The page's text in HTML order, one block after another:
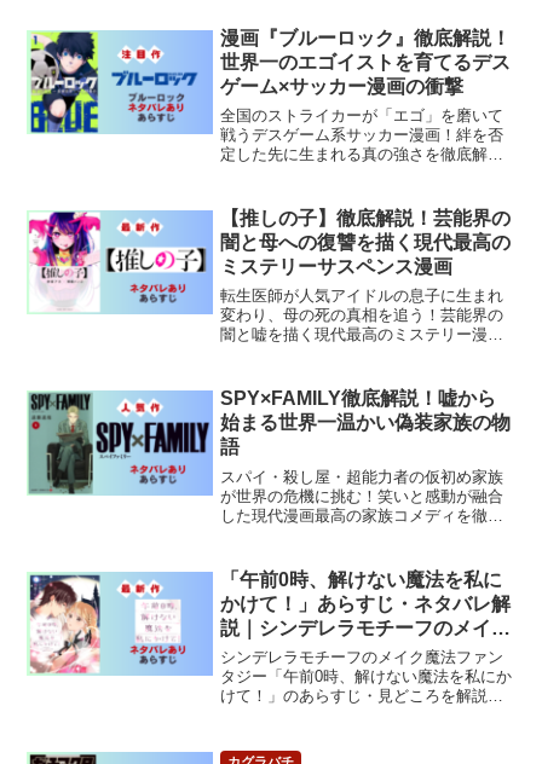
します。
漫画『ブルーロック』徹底解説！
世界一のエゴイストを育てるデス
ゲーム×サッカー漫画の衝撃
全国のストライカーが「エゴ」を磨いて
戦うデスゲーム系サッカー漫画！絆を否
定した先に生まれる真の強さを徹底解
【推しの子】徹底解説！芸能界の
闇と母への復讐を描く現代最高の
ミステリーサスペンス漫画
転生医師が人気アイドルの息子に生まれ
変わり、母の死の真相を追う！芸能界の
闇と嘘を描く現代最高のミステリー漫画
SPY×FAMILY徹底解説！嘘から
始まる世界一温かい偽装家族の物
語
スパイ・殺し屋・超能力者の仮初め家族
が世界の危機に挑む！笑いと感動が融合
した現代漫画最高の家族コメディを徹底
「午前0時、解けない魔法を私に
かけて！」あらすじ・ネタバレ解
説｜シンデレラモチーフのメイク
魔法ファンタジー
シンデレラモチーフのメイク魔法ファン
タジー「午前0時、解けない魔法を私にか
けて！」のあらすじ・見どころを解説。